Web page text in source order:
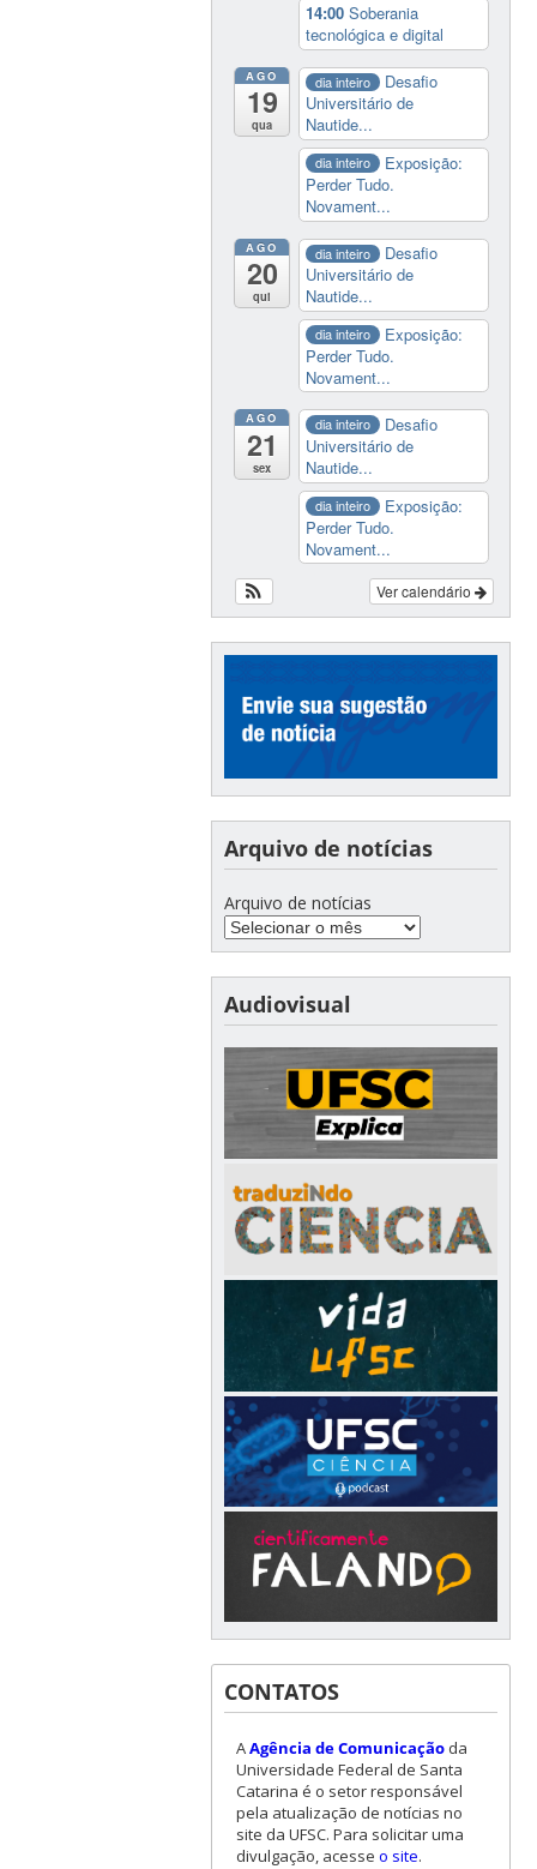
14:00Soberania
tecnológica e digital
AGO
19
qua
dia inteiro
Desafio
Universitário de
Nautide...
dia inteiro
Exposição:
Perder Tudo.
Novament...
AGO
20
qui
dia inteiro
Desafio
Universitário de
Nautide...
dia inteiro
Exposição:
Perder Tudo.
Novament...
AGO
21
sex
dia inteiro
Desafio
Universitário de
Nautide...
dia inteiro
Exposição:
Perder Tudo.
Novament...
Ver calendário
Arquivo de notícias
Arquivo de notícias
Audiovisual
CONTATOS
AAgência de Comunicaçãoda
Universidade Federal de Santa
Catarina é o setor responsável
pela atualização de notícias no
site da UFSC. Para solicitar uma
divulgação, acesse o site.